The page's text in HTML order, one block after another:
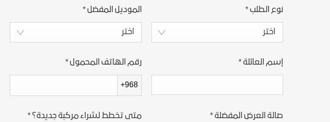
نوع الطلب*
اختر
الموديل المفضل*
اختر
إسم العائلة* رقم الهاتف المحمول*
+968
صالة العرض المفضلة* متى تخطط لشراء مركبة جديدة؟*